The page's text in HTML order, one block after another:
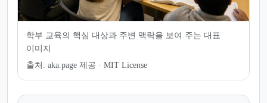
학부 교육의 핵심 대상과 주변 맥락을 보여 주는 대표
이미지
출처: aka.page 제공 · MIT License